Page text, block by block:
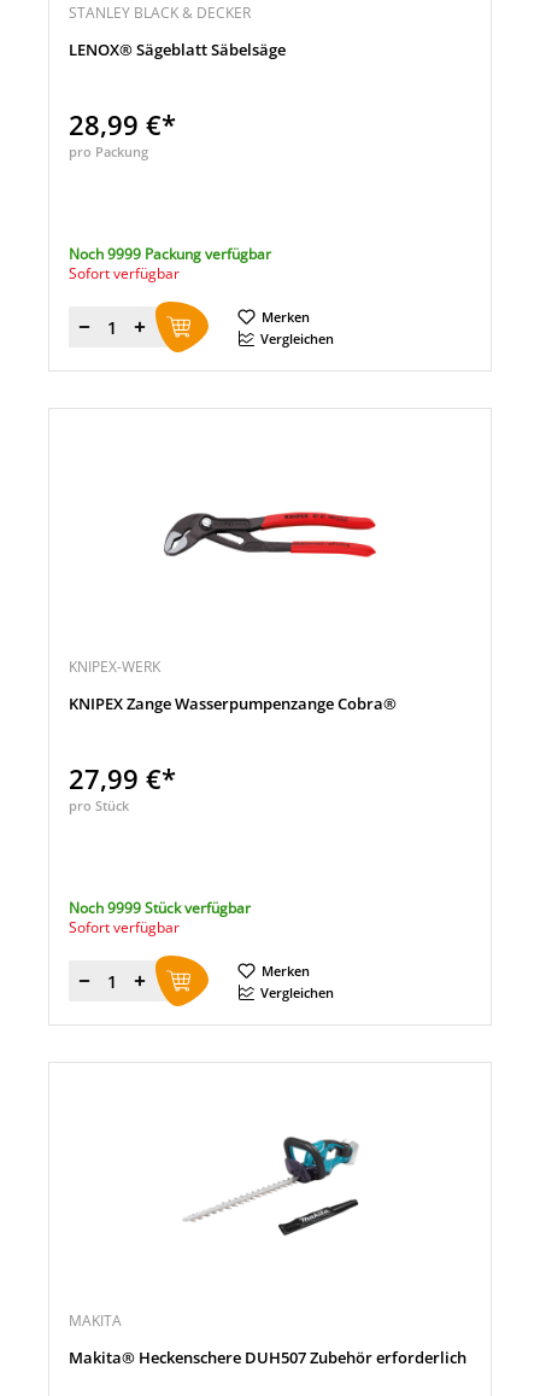
STANLEY BLACK & DECKER
LENOX® Sägeblatt Säbelsäge
28,99 €*
pro Packung
Noch 9999 Packung verfügbar
Sofort verfügbar
Menge
Merken
Vergleichen
KNIPEX-WERK
KNIPEX Zange Wasserpumpenzange Cobra®
27,99 €*
pro Stück
Noch 9999 Stück verfügbar
Sofort verfügbar
Menge
Merken
Vergleichen
MAKITA
Makita® Heckenschere DUH507 Zubehör erforderlich